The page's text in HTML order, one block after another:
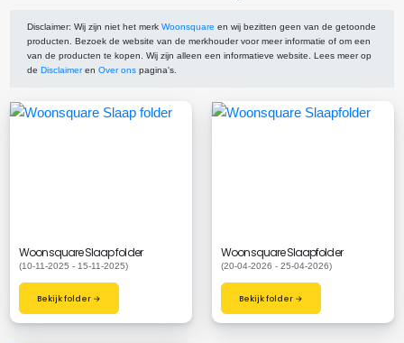
Disclaimer: Wij zijn niet het merk Woonsquare en wij bezitten geen van de getoonde
producten. Bezoek de website van de merkhouder voor meer informatie of om een
van de producten te kopen. Wij zijn alleen een informatieve website. Lees meer op
de Disclaimeren Over ons pagina's.
Woonsquare Slaap folder
(10-11-2025 - 15-11-2025)
Bekijk folder →
Woonsquare Slaapfolder
(20-04-2026 - 25-04-2026)
Bekijk folder →